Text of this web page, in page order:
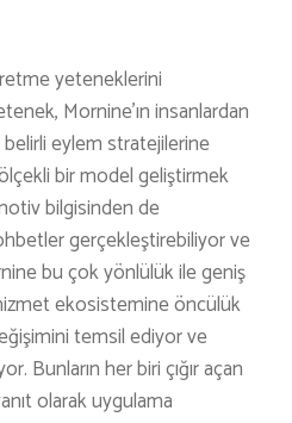
yeteneklerini
Mornine’ın insanlardan
belirli eylem stratejilerine
bir model geliştirmek
bilgisinden de
gerçekleştirebiliyor ve
bu çok yönlülük ile geniş
ekosistemine öncülük
temsil ediyor ve
Bunların her biri çığır açan
olarak uygulama